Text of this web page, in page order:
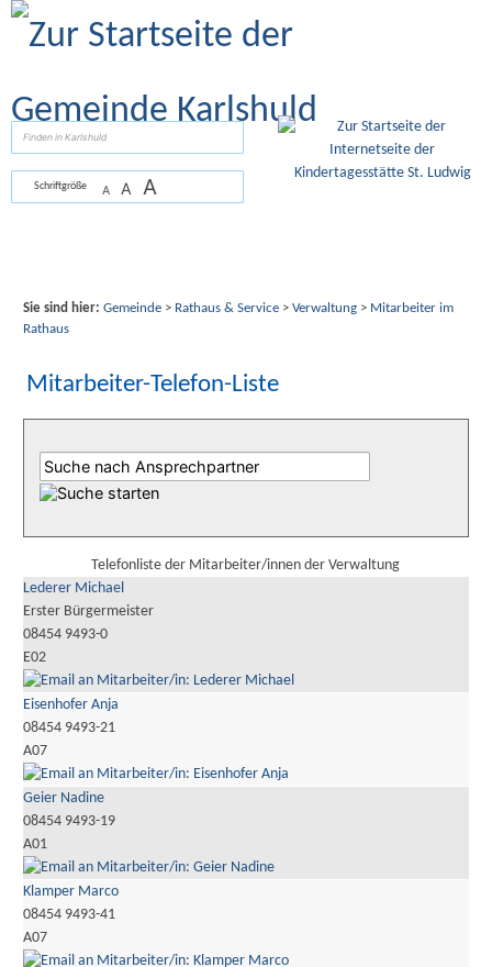
Zum Inhalt
Schriftgröße A A A
Sie sind hier: Gemeinde> Rathaus & Service> Verwaltung> Mitarbeiter im
Rathaus
Mitarbeiter-Telefon-Liste
Telefonliste der Mitarbeiter/innen der Verwaltung
Lederer Michael
Erster Bürgermeister
08454 9493-0
E02
Eisenhofer Anja
08454 9493-21
A07
Geier Nadine
08454 9493-19
A01
Klamper Marco
08454 9493-41
A07